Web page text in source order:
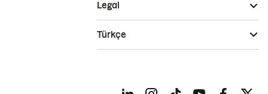
Legal
Türkçe